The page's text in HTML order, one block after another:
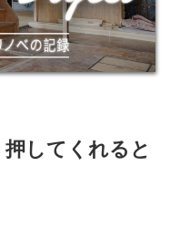
してくれると